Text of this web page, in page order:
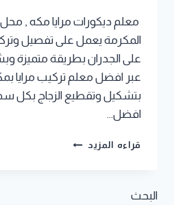
معلم ديكورات مرايا مكه ,
المكرمة يعمل على تفصيل
على الجدران بطريقة متميزة
عبر افضل معلم تركيب مرايا
بتشكيل وتقطيع الزجاج بكل
افضل…
قراءه المزيد محل
البحث